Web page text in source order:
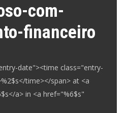
com-
financeiro
date"><time class="entry-
time></span> at <a
a> in <a href="%6$s"